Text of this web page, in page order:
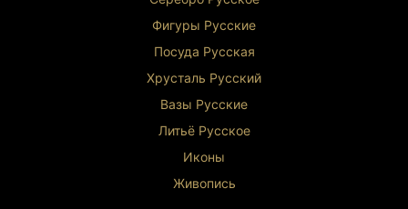
Исторический источник
Подарочный вариант
Образовательный материал
При правильном хранении альбом сохранит свою
историческую и коллекционную ценность,
Ленинграде 1970-х годов.
Фигуры Русские
Посуда Русская
Хрусталь Русский
Вазы Русские
Литьё Русское
Иконы
Живопись